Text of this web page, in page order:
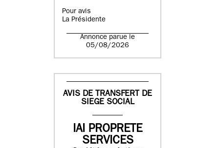
Pour avis
La Présidente
Annonce parue le
05/08/2026
AVIS DE TRANSFERT DE
SIEGE SOCIAL
IAI PROPRETE
SERVICES